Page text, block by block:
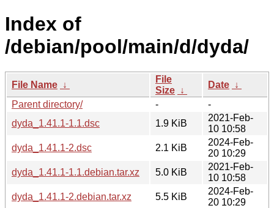
Index of
/debian/pool/main/d/dyda/
File Name ↓
File
Size ↓
Date ↓
Parent directory/
-
-
dyda_1.41.1-1.1.dsc
1.9 KiB
2021-Feb-
10 10:58
dyda_1.41.1-2.dsc
2.1 KiB
2024-Feb-
20 10:29
dyda_1.41.1-1.1.debian.tar.xz
5.0 KiB
2021-Feb-
10 10:58
dyda_1.41.1-2.debian.tar.xz
5.5 KiB
2024-Feb-
20 10:29